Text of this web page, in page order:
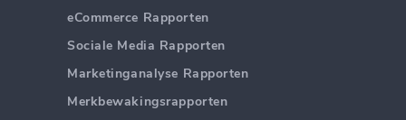
eCommerce Rapporten
Sociale Media Rapporten
Marketinganalyse Rapporten
Merkbewakingsrapporten